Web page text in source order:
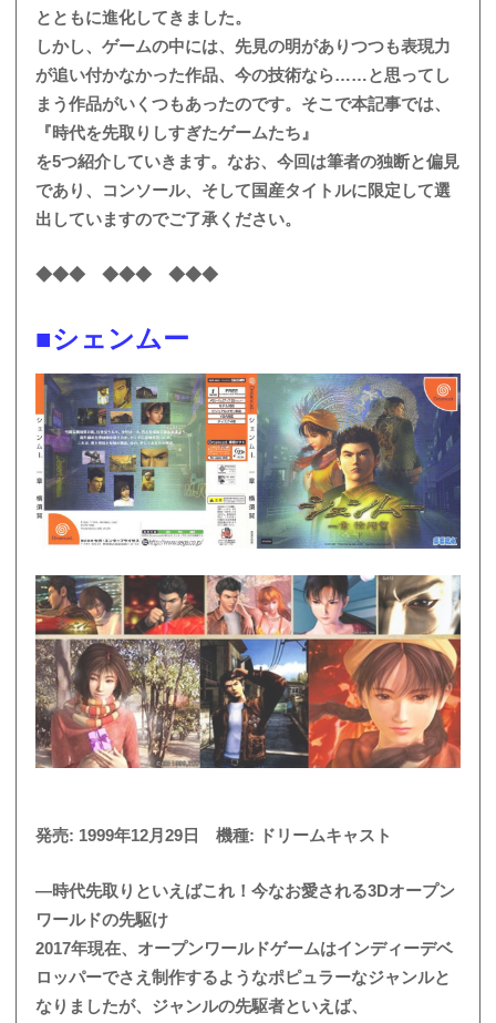
とともに進化してきました。
しかし、ゲームの中には、先見の明がありつつも表現力
が追い付かなかった作品、今の技術なら……と思ってし
まう作品がいくつもあったのです。そこで本記事では、
『時代を先取りしすぎたゲームたち』
を5つ紹介していきます。なお、今回は筆者の独断と偏見
であり、コンソール、そして国産タイトルに限定して選
出していますのでご了承ください。
◆◆◆ ◆◆◆ ◆◆◆
■シェンムー
発売: 1999年12月29日 機種: ドリームキャスト
―時代先取りといえばこれ！今なお愛される3Dオープン
ワールドの先駆け
2017年現在、オープンワールドゲームはインディーデベ
ロッパーでさえ制作するようなポピュラーなジャンルと
なりましたが、ジャンルの先駆者といえば、